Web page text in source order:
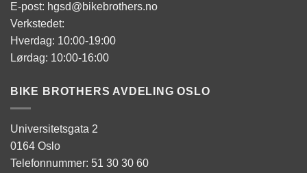
E-post: hgsd@bikebrothers.no
Verkstedet:
Hverdag: 10:00-19:00
Lørdag: 10:00-16:00
BIKE BROTHERS AVDELING OSLO
Universitetsgata 2
0164 Oslo
Telefonnummer: 51 30 30 60